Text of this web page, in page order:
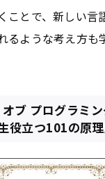
ことで、新しい言
るような考え方も
ブ プログラミ
役立つ101の原